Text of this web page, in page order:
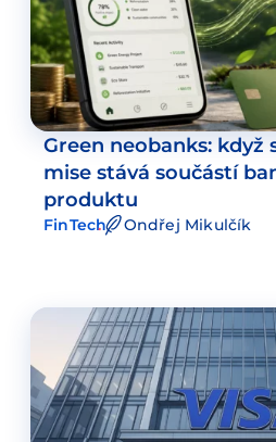
Green neobanks: když
mise stává součástí
produktu
FinTech Ondřej Mikulčík